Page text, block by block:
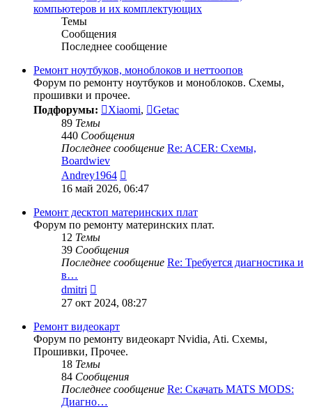
компьютеров и их комплектующих
Темы
Сообщения
Последнее сообщение
Ремонт ноутбуков, моноблоков и неттоопов
Форум по ремонту ноутбуков и моноблоков. Схемы,
прошивки и прочее.
Подфорумы:
Xiaomi,
Getac
89 Темы
440 Сообщения
Последнее сообщение Re: ACER: Схемы,
Boardwiev
Andrey1964
к
сообщению
16 май 2026, 06:47
Ремонт десктоп материнских плат
Форум по ремонту материнских плат.
12 Темы
39 Сообщения
Последнее сообщение Re: Требуется диагностика и
в…
dmitri
к
сообщению
27 окт 2024, 08:27
Ремонт видеокарт
Форум по ремонту видеокарт Nvidia, Ati. Схемы,
Прошивки, Прочее.
18 Темы
84 Сообщения
Последнее сообщение Re: Скачать MATS MODS:
Диагно…